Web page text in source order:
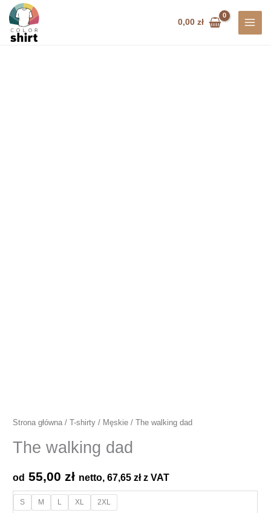
Przejdź
treści
0,00zł
Strona główna / T-shirty / Męskie / The walking dad
The walking dad
od 55,00zł netto,67,65złz VAT
S M L XL 2XL